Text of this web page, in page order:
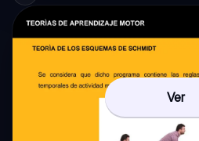
Ver